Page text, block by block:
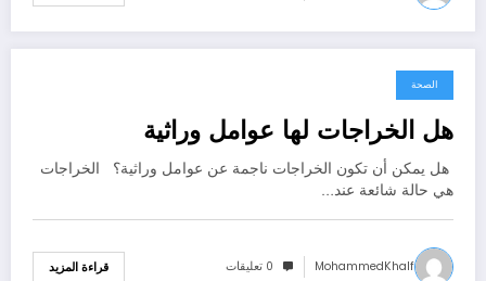
يونيو 29, 2021
الصحة
هل الخراجات لها عوامل وراثية
هل يمكن أن تكون الخراجات ناجمة عن عوامل وراثية؟ الخراجات
هي حالة شائعة عند…
MohammedKhalf 0 تعليقات قراءة المزيد